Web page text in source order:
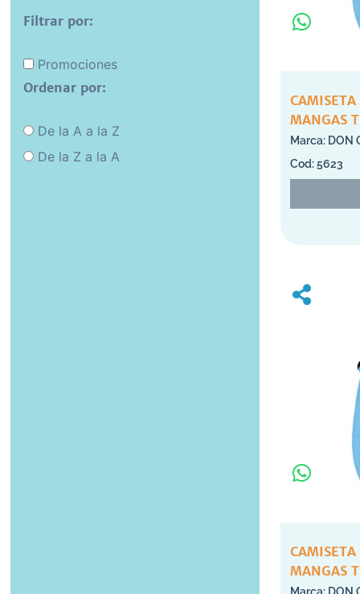
Filtrar por:
Promociones
Ordenar por:
De la A a la Z
De la Z a la A
MANGAS
DON
5623
MANGAS